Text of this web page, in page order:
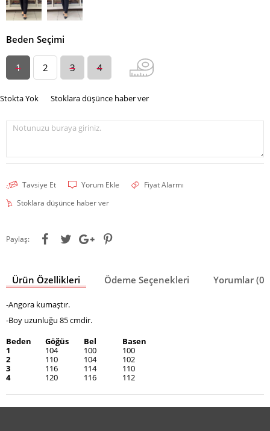
Beden Seçimi
1 2 3 4
Stokta Yok Stoklara düşünce haber ver
Notunuzu buraya giriniz.
Tavsiye Et Yorum Ekle
Fiyat Alarmı
Stoklara düşünce haber ver
Paylaş:
Ürün Özellikleri Ödeme Seçenekleri Yorumlar (0)
-Angora kumaştır.
-Boy uzunluğu 85 cmdir.
Beden
Göğüs Bel
Basen
1
104 100
100
2
110 104
102
3
116 114
110
4
120 116 112